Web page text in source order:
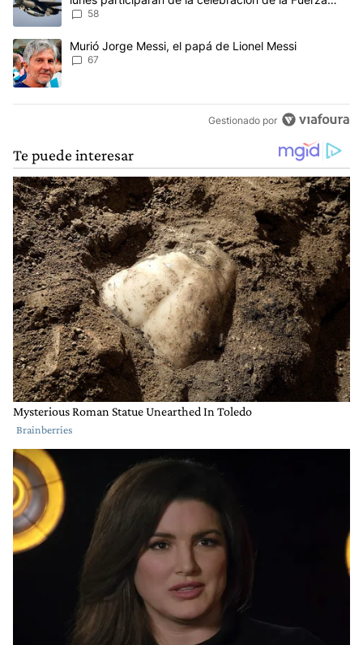
Aérea
58
Un artículo de tendencia con el título "Murió Jorge Messi, el
Murió Jorge Messi, el papá de Lionel Messi
67
Gestionado por